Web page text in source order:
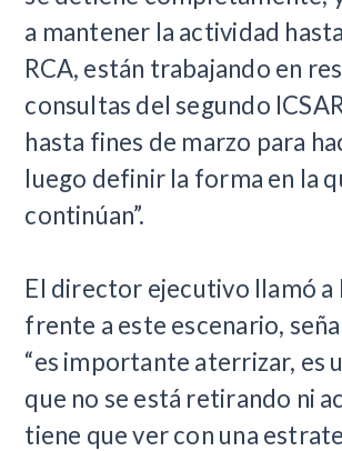
a mantener la actividad
RCA, están trabajando en
consultas del segundo
hasta fines de marzo para
luego definir la forma en la
continúan”.
El director ejecutivo llamó a
frente a este escenario,
“es importante aterrizar, es
que no se está retirando ni
tiene que ver con una